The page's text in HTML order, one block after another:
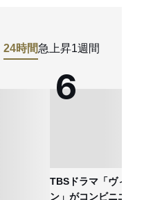
24時間急上昇1週間
TBSドラマ「ヴィヴ
ン」がコンビニエン